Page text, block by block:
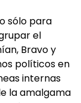
sólo para
el
Bravo y
políticos en
internas
la amalgama